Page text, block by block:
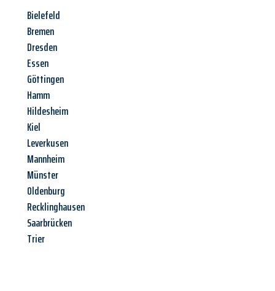
Bielefeld
Bremen
Dresden
Essen
Göttingen
Hamm
Hildesheim
Kiel
Leverkusen
Mannheim
Münster
Oldenburg
Recklinghausen
Saarbrücken
Trier